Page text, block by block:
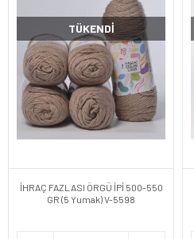
TÜKENDI
İHRAÇ FAZLASI ÖRGÜ İPİ 500-550
GR (5 Yumak) V-5598